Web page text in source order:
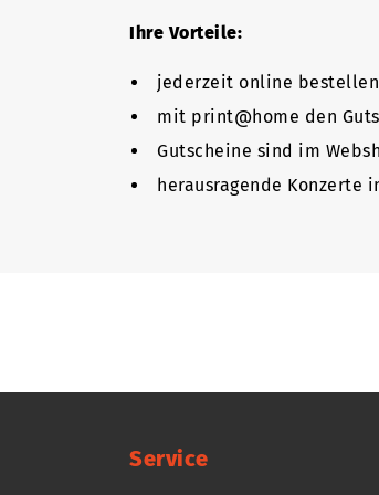
Ihre Vorteile:
jederzeit online
mit print@home den
Gutscheine sind im
herausragende Konzerte
Service